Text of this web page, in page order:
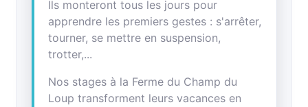
Ils monteront tous les jours pour
apprendre les premiers gestes : s'arrêter,
tourner, se mettre en suspension,
trotter,...
Nos stages à la Ferme du Champ du
Loup transforment leurs vacances en